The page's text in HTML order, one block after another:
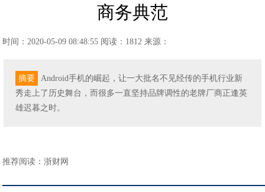
商务典范
时间：2020-05-09 08:48:55 阅读：1812 来源：
摘要
Android手机的崛起，让一大批名不见经传的手机行业新
秀走上了历史舞台，而很多一直坚持品牌调性的老牌厂商正逢英
雄迟暮之时。
推荐阅读：浙财网